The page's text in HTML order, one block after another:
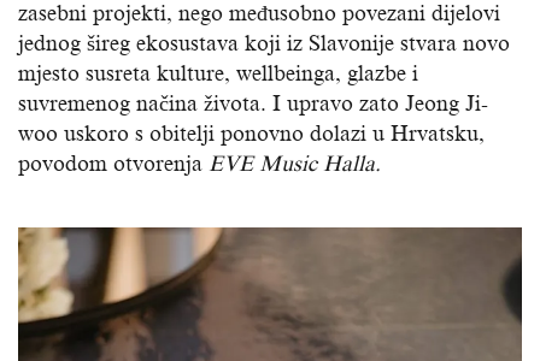
zasebni projekti, nego međusobno povezani dijelovi
jednog šireg ekosustava koji iz Slavonije stvara novo
mjesto susreta kulture, wellbeinga, glazbe i
suvremenog načina života. I upravo zato Jeong Ji-
woo uskoro s obitelji ponovno dolazi u Hrvatsku,
povodom otvorenja EVE Music Halla.